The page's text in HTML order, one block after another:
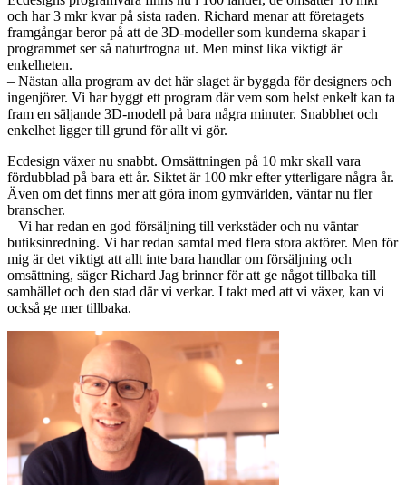
och har 3 mkr kvar på sista raden. Richard menar att företagets
framgångar beror på att de 3D-modeller som kunderna skapar i
programmet ser så naturtrogna ut. Men minst lika viktigt är
enkelheten.
– Nästan alla program av det här slaget är byggda för designers och
ingenjörer. Vi har byggt ett program där vem som helst enkelt kan ta
fram en säljande 3D-modell på bara några minuter. Snabbhet och
enkelhet ligger till grund för allt vi gör.
Ecdesign växer nu snabbt. Omsättningen på 10 mkr skall vara
fördubblad på bara ett år. Siktet är 100 mkr efter ytterligare några år.
Även om det finns mer att göra inom gymvärlden, väntar nu fler
branscher.
– Vi har redan en god försäljning till verkstäder och nu väntar
butiksinredning. Vi har redan samtal med flera stora aktörer. Men för
mig är det viktigt att allt inte bara handlar om försäljning och
omsättning, säger Richard Jag brinner för att ge något tillbaka till
samhället och den stad där vi verkar. I takt med att vi växer, kan vi
också ge mer tillbaka.